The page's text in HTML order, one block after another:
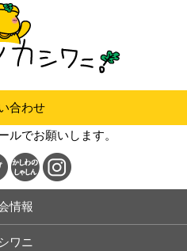
合わせ
ルでお願いします。
情報
ワニ